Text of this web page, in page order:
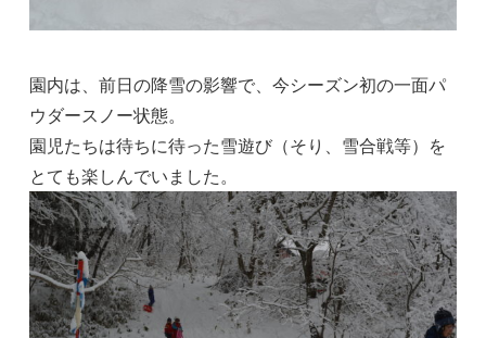
園内は、前日の降雪の影響で、今シーズン初の一面パ
ウダースノー状態。
園児たちは待ちに待った雪遊び（そり、雪合戦等）を
とても楽しんでいました。